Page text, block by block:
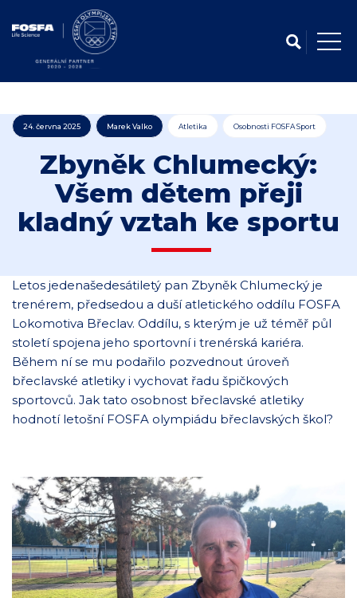
24. června 2025 Marek Valko Atletika Osobnosti FOSFA Sport
Zbyněk Chlumecký:
Všem dětem přeji
kladný vztah ke sportu
Letos jedenašedesátiletý pan Zbyněk Chlumecký je
trenérem, předsedou a duší atletického oddílu FOSFA
Lokomotiva Břeclav. Oddílu, s kterým je už téměř půl
století spojena jeho sportovní i trenérská kariéra.
Během ní se mu podařilo pozvednout úroveň
břeclavské atletiky i vychovat řadu špičkových
sportovců. Jak tato osobnost břeclavské atletiky
hodnotí letošní FOSFA olympiádu břeclavských škol?